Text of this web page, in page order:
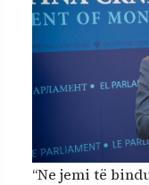
“Ne jemi të